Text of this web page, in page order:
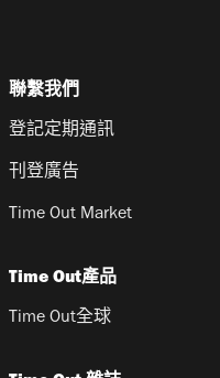
聯繫我們
登記定期通訊
刊登廣告
Time Out Market
Time Out產品
Time Out全球